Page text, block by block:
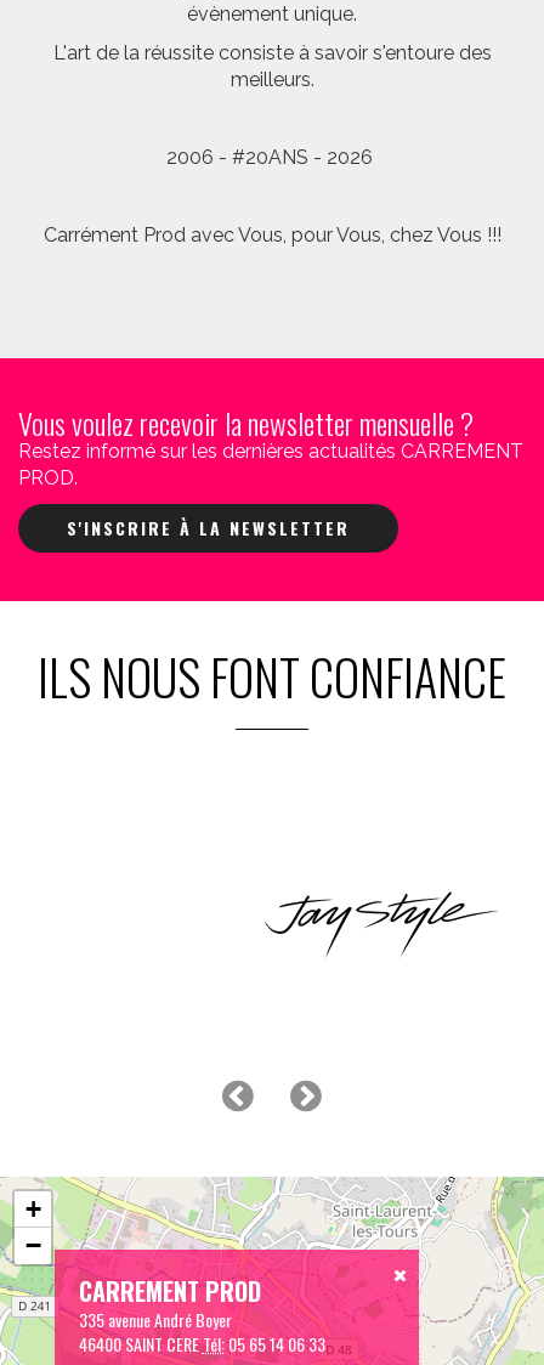
évènement unique.
L'art de la réussite consiste à savoir s'entoure des
meilleurs.
2006 - #20ANS - 2026
Carrément Prod avec Vous, pour Vous, chez Vous !!!
Vous voulez recevoir la newsletter mensuelle ?
Restez informé sur les dernières actualités CARREMENT
PROD.
S'INSCRIRE À LA NEWSLETTER
ILS NOUS FONT CONFIANCE
CARREMENT PROD
335 avenue André Boyer
46400 SAINT CERETél:05 65 14 06 33
+
−